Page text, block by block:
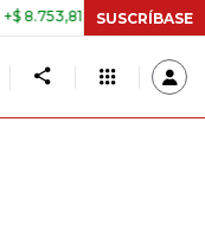
+2,19% TASA DE USURA
SUSCRÍBASE